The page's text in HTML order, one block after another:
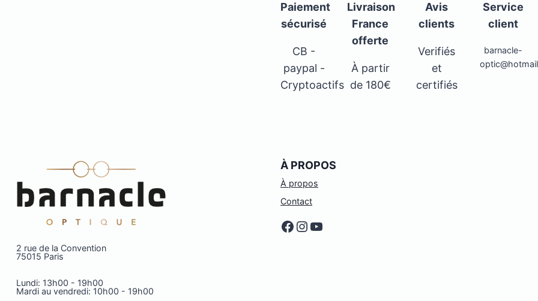
Paiement
sécurisé
CB -
paypal -
Cryptoactifs
Livraison
France
offerte
À partir
de 180€
Avis
clients
Verifiés
et
certifiés
Service
client
barnacle-
2 rue de la Convention
75015 Paris
Lundi: 13h00 - 19h00
Mardi au vendredi: 10h00 - 19h00
À PROPOS
À propos
Contact
Facebook
Instagram
YouTube